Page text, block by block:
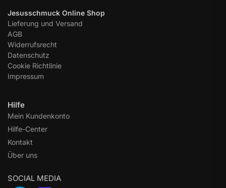
Jesusschmuck Online Shop
Lieferung und Versand
AGB
Widerrufsrecht
Datenschutz
Cookie Richtlinie
Impressum
Hilfe
Mein Kundenkonto
Hilfe-Center
Kontakt
Über uns
SOCIAL MEDIA